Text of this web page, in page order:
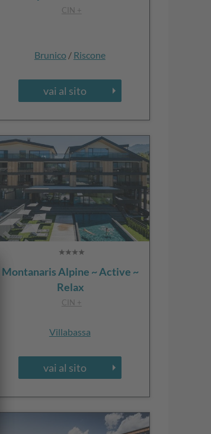
CIN +
Brunico / Riscone
vai al sito
Montanaris Alpine ~ Active ~
Relax
CIN +
Villabassa
vai al sito